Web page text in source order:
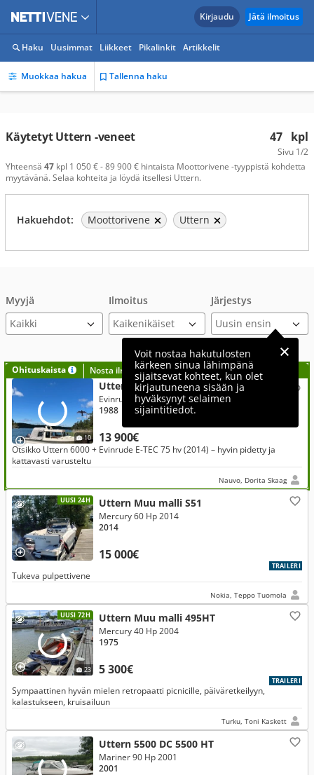
Kirjaudu Jätä ilmoitus
Haku Uusimmat Liikkeet Pikalinkit Artikkelit
Muokkaa hakua Tallenna haku
47 kpl
Sivu 1/2
Käytetyt Uttern -veneet
Yhteensä 47 kpl 1 050 € - 89 900 € hintaista Moottorivene -tyyppistä kohdetta
myytävänä. Selaa kohteita ja löydä itsellesi Uttern.
Hakuehdot: Moottorivene Uttern
Myyjä Ilmoitus Järjestys
Voit nostaa hakutulosten
kärkeen sinua lähimpänä
sijaitsevat kohteet, kun olet
kirjautuneena sisään ja
hyväksynyt selaimen
sijaintitiedot.
Ohituskaista Nosta ilmoituksesi tähän?
10
Uttern Muu malli 6000
13 900€
Evinrude 75 Hp 2014
1988
Otsikko Uttern 6000 + Evinrude E-TEC 75 hv (2014) – hyvin pidetty ja
kattavasti varusteltu
Nauvo, Dorita Skaag
UUSI 24H Uttern Muu malli S51
15 000€
Mercury 60 Hp 2014
2014
TRAILERI
Tukeva pulpettivene
Nokia, Teppo Tuomola
UUSI 72H
23
Uttern Muu malli 495HT
5 300€
Mercury 40 Hp 2004
1975
TRAILERI
Sympaattinen hyvän mielen retropaatti picnicille, päiväretkeilyyn,
kalastukseen, kruisailuun
Turku, Toni Kaskett
Uttern 5500 DC 5500 HT
Mariner 90 Hp 2001
2001